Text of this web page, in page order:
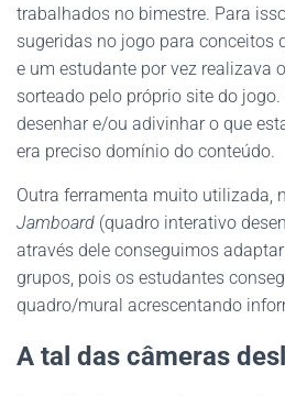
trabalhados no bimestre. Para
sugeridas no jogo para conceitos
e um estudante por vez realizava
sorteado pelo próprio site do
desenhar e/ou adivinhar o que
era preciso domínio do conteúdo.
Outra ferramenta muito utilizada,
Jamboard (quadro interativo
através dele conseguimos
grupos, pois os estudantes
quadro/mural acrescentando
A tal das câmeras